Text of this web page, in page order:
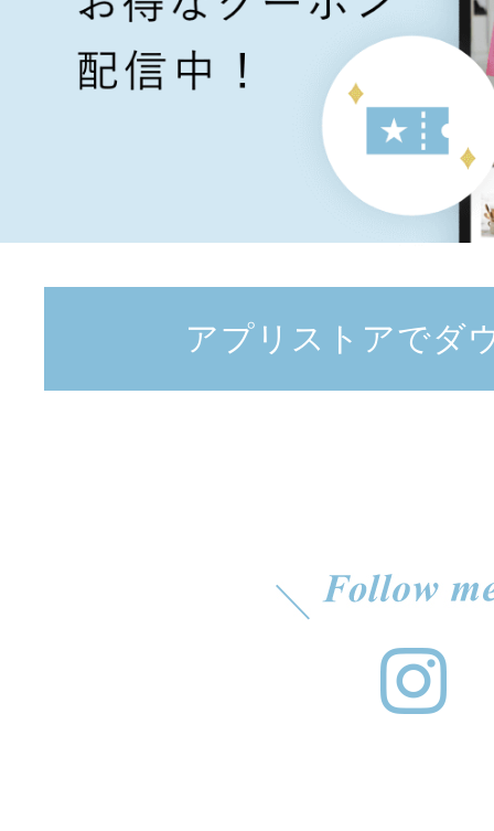
アプリストアでダ